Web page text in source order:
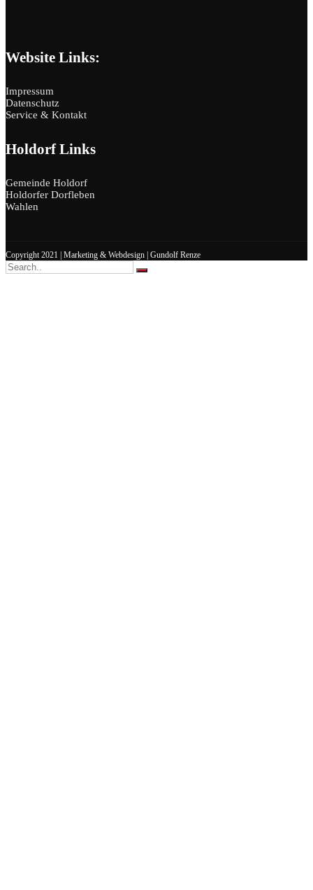
Website Links:
Impressum
Datenschutz
Service & Kontakt
Holdorf Links
Gemeinde Holdorf
Holdorfer Dorfleben
Wahlen
Copyright 2021 | Marketing & Webdesign | Gundolf Renze